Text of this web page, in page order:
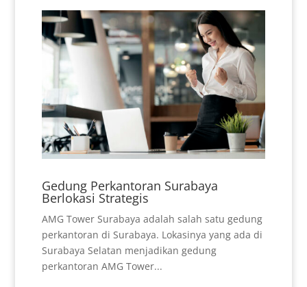
Gedung Perkantoran Surabaya
Berlokasi Strategis
AMG Tower Surabaya adalah salah satu gedung
perkantoran di Surabaya. Lokasinya yang ada di
Surabaya Selatan menjadikan gedung
perkantoran AMG Tower...